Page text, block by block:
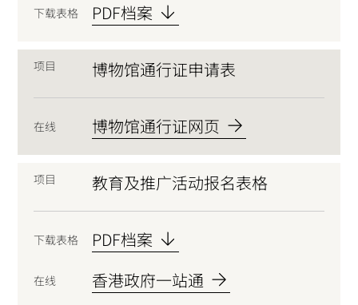
下载表格 PDF档案
项目 博物馆通行证申请表
在线 博物馆通行证网页
项目 教育及推广活动报名表格
下载表格 PDF档案
在线 香港政府一站通